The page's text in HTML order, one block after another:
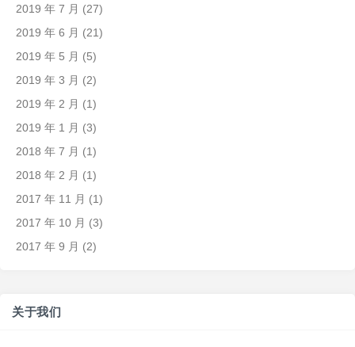
2019 年 7 月 (27)
2019 年 6 月 (21)
2019 年 5 月 (5)
2019 年 3 月 (2)
2019 年 2 月 (1)
2019 年 1 月 (3)
2018 年 7 月 (1)
2018 年 2 月 (1)
2017 年 11 月 (1)
2017 年 10 月 (3)
2017 年 9 月 (2)
关于我们